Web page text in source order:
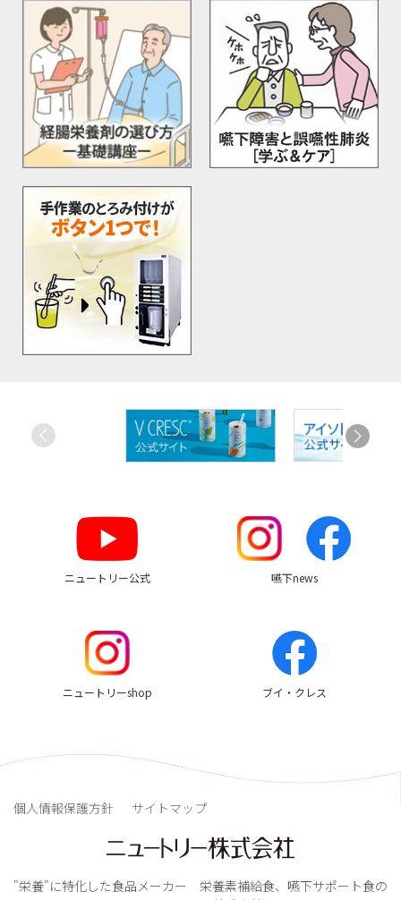
ニュートリー公式 嚥下news
ニュートリーshop ブイ・クレス
"栄養"に特化した食品メーカー 栄養素補給食、嚥下サポート食の
個人情報保護方針 サイトマップ